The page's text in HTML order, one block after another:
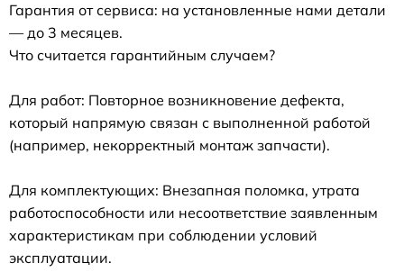
Гарантия от сервиса: на установленные нами детали
— до 3 месяцев.
Что считается гарантийным случаем?
Для работ: Повторное возникновение дефекта,
который напрямую связан с выполненной работой
(например, некорректный монтаж запчасти).
Для комплектующих: Внезапная поломка, утрата
работоспособности или несоответствие заявленным
характеристикам при соблюдении условий
эксплуатации.